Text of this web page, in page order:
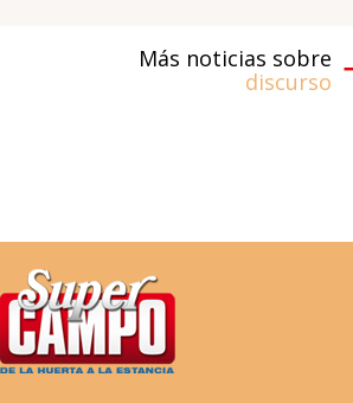
Más noticias sobre
discurso